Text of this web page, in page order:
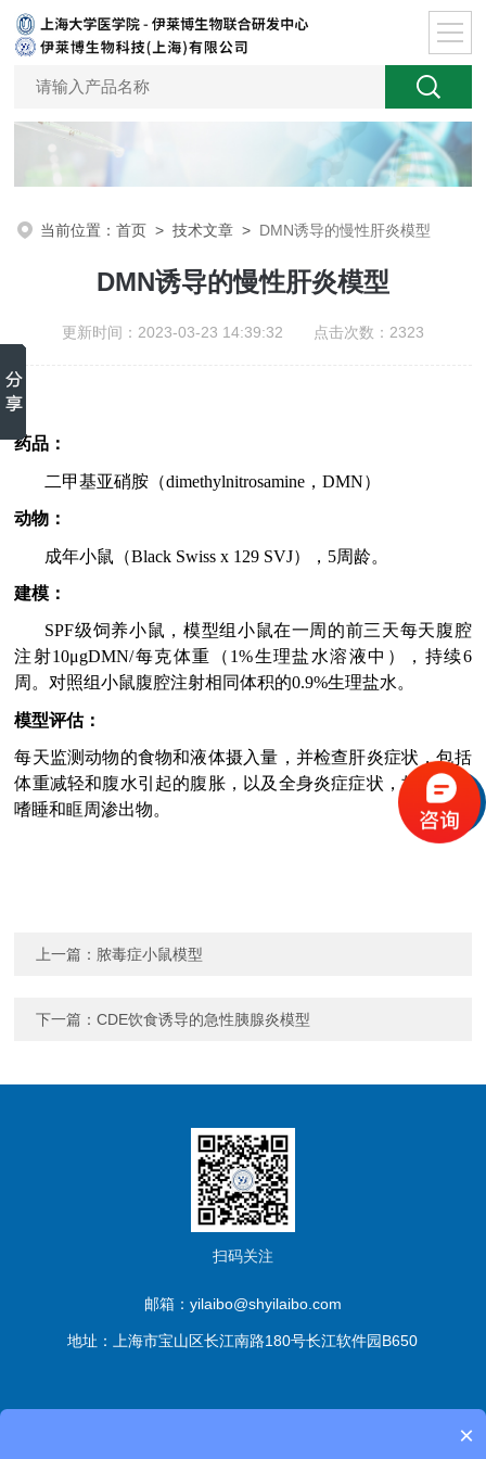
当前位置：首页 >技术文章 > DMN诱导的慢性肝炎模型
DMN诱导的慢性肝炎模型
更新时间：2023-03-23 14:39:32 点击次数：2323
药品：
二甲基亚硝胺（dimethylnitrosamine ，DMN）
动物：
成年小鼠 （Black Swiss x 129 SVJ） ， 5周龄。
建模：
SPF级饲养小鼠，模型组 小鼠在一周的前三天每天腹腔
注射10μgDMN/每克体重（ 1%生理盐水溶液中） ，持续6
周。对照组小鼠腹腔注射相同体积的0.9%生理盐水。
模型评估：
每天监测动物的食物和液体摄入量，并检查肝炎症状，包括
体重减轻和腹水引起的腹胀，以及全身炎症症状，如勃起、
嗜睡和眶周渗出物。
上一篇： 脓毒症小鼠模型
下一篇：CDE饮食诱导的急性胰腺炎模型
扫码关注
邮箱：yilaibo@shyilaibo.com
地址：上海市宝山区长江南路180号长江软件园B650
×